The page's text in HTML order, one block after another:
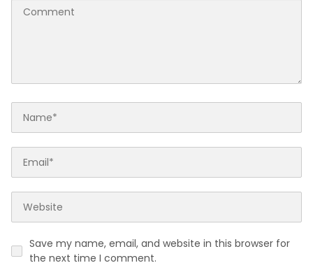
Save my name, email, and website in this browser for
the next time I comment.